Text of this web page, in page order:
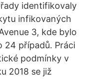
identifikovaly
infikovaných
3, kde bylo
24 případů. Práci
podmínky v
2018 se již